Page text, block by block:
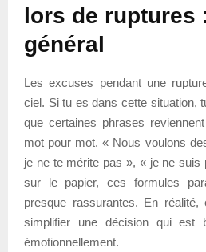
lors de ruptures
général
Les excuses pendant une
ciel. Si tu es dans cette situation,
que certaines phrases
mot pour mot. « Nous voulons
je ne te mérite pas », « je ne suis
sur le papier, ces formules
presque rassurantes. En
simplifier une décision qui est
émotionnellement.